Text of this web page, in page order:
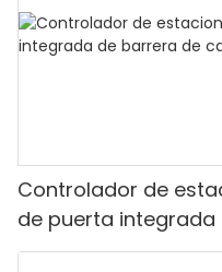
Controlador de
de puerta